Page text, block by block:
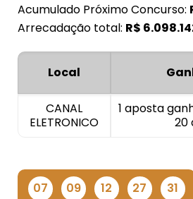
Acumulado Próximo Concurso:
Arrecadação total: R$
Local
CANAL
ELETRONICO
1 aposta
20
07 09 12 27 31